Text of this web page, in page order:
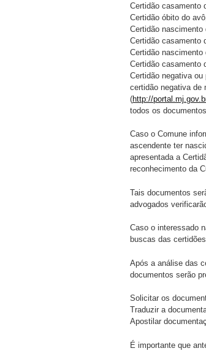
Certidão casamento
Certidão óbito do
Certidão
Certidão casamento
Certidão
Certidão casamento
Certidão negativa
certidão negativa de
(http://
todos os documentos.
Caso o Comune
ascendente ter
apresentada a
reconhecimento da
Tais documentos
advogados
Caso o interessado
buscas das
Após a análise das
documentos serão
Solicitar os
Traduzir a
Apostilar
É importante que